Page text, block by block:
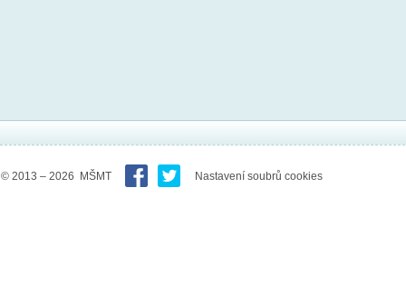
© 2013 – 2026 MŠMT Nastavení soubrů cookies